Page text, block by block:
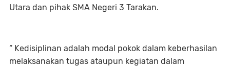
Utara dan pihak SMA Negeri 3 Tarakan.
“ Kedisiplinan adalah modal pokok dalam keberhasilan
melaksanakan tugas ataupun kegiatan dalam